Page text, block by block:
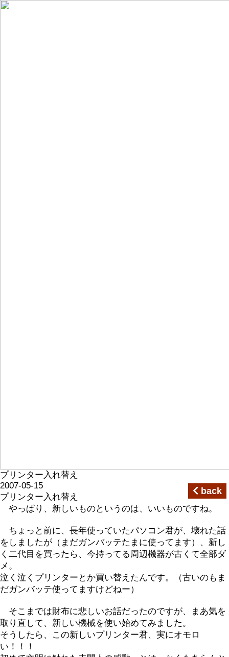
プリンター入れ替え
2007-05-15
プリンター入れ替え
back
やっぱり、新しいものというのは、いいものですね。
ちょっと前に、長年使っていたパソコン君が、壊れた話
をしましたが（まだガンバッテたまに使ってます）、新し
く二代目を買ったら、今持ってる周辺機器が古くて全部ダ
メ。
泣く泣くプリンターとか買い替えたんです。（古いのもま
だガンバッテ使ってますけどねー）
そこまでは財布に悲しいお話だったのですが、まあ気を
取り直して、新しい機械を使い始めてみました。
そうしたら、この新しいプリンター君、実にオモロ
い！！！